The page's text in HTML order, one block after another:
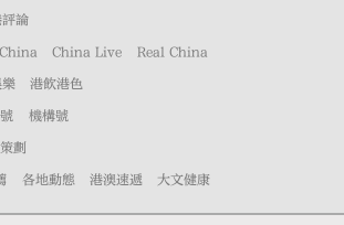
論
China Live Real China
港飲港色
機構號
劃
各地動態 港澳速遞 大文健康